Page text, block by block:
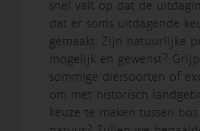
snel valt op dat de
dat er soms uitdagende
gemaakt. Zijn natuurlijke
mogelijk en gewenst?
sommige diersoorten of
om met historisch
keuze te maken tussen